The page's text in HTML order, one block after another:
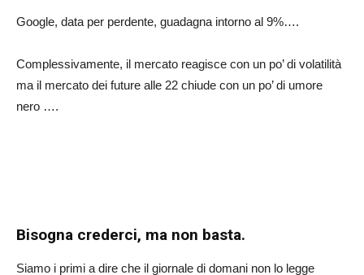
Google, data per perdente, guadagna intorno al 9%….
Complessivamente, il mercato reagisce con un po’ di volatilità
ma il mercato dei future alle 22 chiude con un po’ di umore
nero ….
Bisogna crederci, ma non basta.
Siamo i primi a dire che il giornale di domani non lo legge